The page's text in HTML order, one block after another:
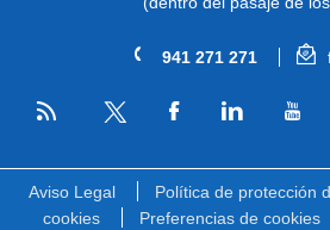
941 271 271
RSS
Aviso Legal Política de protección
cookies
Preferencias de cookies